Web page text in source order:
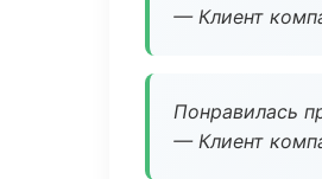
— Клиент
Понравилась
— Клиент